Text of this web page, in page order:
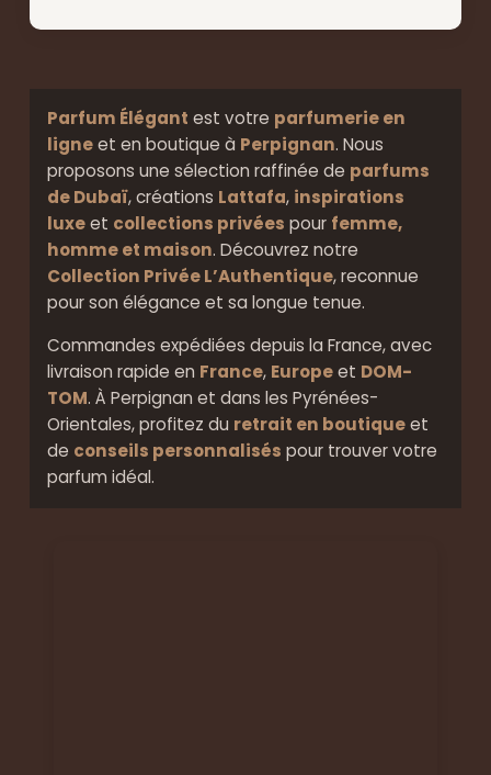
Parfum Élégant est votre parfumerie en
ligneet en boutique à Perpignan. Nous
proposons une sélection raffinée de parfums
de Dubaï, créations Lattafa, inspirations
luxeet collections privées pour femme,
homme et maison. Découvrez notre
Collection Privée L’Authentique, reconnue
pour son élégance et sa longue tenue.
Commandes expédiées depuis la France, avec
livraison rapide en France, Europeet DOM-
TOM. À Perpignan et dans les Pyrénées-
Orientales, profitez du retrait en boutiqueet
de conseils personnalisés pour trouver votre
parfum idéal.